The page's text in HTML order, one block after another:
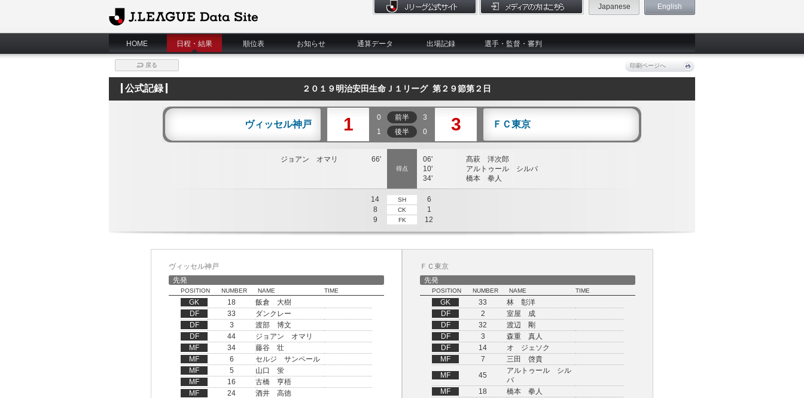
J.League Data Site
Japanese English
HOME 日程・結果 順位表 お知らせ 通算データ 出場記録 選手・監督・審判
戻る 印刷ページへ
公式記録 ２０１９明治安田生命Ｊ１リーグ 第２９節第２日
ヴィッセル神戸 1 0 前半
3
1
後半 0 3 ＦＣ東京
ジョアン オマリ 66'
得点
06'
髙萩 洋次郎
10'
アルトゥール シルバ
34'
橋本 拳人
14 SH
6
8
CK
1
9
FK 12
ヴィッセル神戸
先発
POSITION NUMBER NAME TIME
GK 18
飯倉 大樹
DF
33
ダンクレー
DF
3
渡部 博文
DF
44
ジョアン オマリ
MF
34
藤谷 壮
MF
6
セルジ サンペール
MF
5
山口 蛍
MF
16
古橋 亨梧
MF
24
酒井 高徳
ＦＣ東京
先発
POSITION NUMBER NAME TIME
GK 33
林 彰洋
DF
2
室屋 成
DF
32
渡辺 剛
DF
3
森重 真人
DF
14
オ ジェソク
MF
7
三田 啓貴
MF
45
アルトゥール シル
バ
MF
18
橋本 拳人